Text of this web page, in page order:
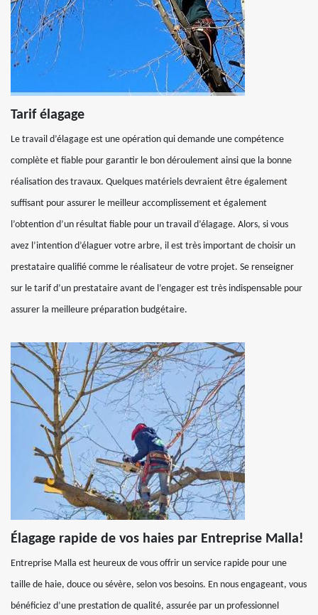
Tarif élagage
Le travail d’élagage est une opération qui demande une compétence
complète et fiable pour garantir le bon déroulement ainsi que la bonne
réalisation des travaux. Quelques matériels devraient être également
suffisant pour assurer le meilleur accomplissement et également
l’obtention d’un résultat fiable pour un travail d’élagage. Alors, si vous
avez l’intention d’élaguer votre arbre, il est très important de choisir un
prestataire qualifié comme le réalisateur de votre projet. Se renseigner
sur le tarif d’un prestataire avant de l’engager est très indispensable pour
assurer la meilleure préparation budgétaire.
Élagage rapide de vos haies par Entreprise Malla!
Entreprise Malla est heureux de vous offrir un service rapide pour une
taille de haie, douce ou sévère, selon vos besoins. En nous engageant, vous
bénéficiez d’une prestation de qualité, assurée par un professionnel